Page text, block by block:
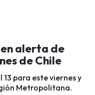
alerta de
de Chile
para este viernes y
Metropolitana.